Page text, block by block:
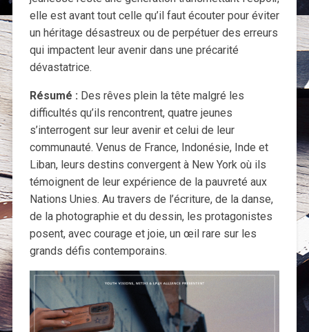
elle est avant tout celle qu’il faut écouter pour éviter
un héritage désastreux ou de perpétuer des erreurs
qui impactent leur avenir dans une précarité
dévastatrice.
Résumé : Des rêves plein la tête malgré les
difficultés qu’ils rencontrent, quatre jeunes
s’interrogent sur leur avenir et celui de leur
communauté. Venus de France, Indonésie, Inde et
Liban, leurs destins convergent à New York où ils
témoignent de leur expérience de la pauvreté aux
Nations Unies. Au travers de l’écriture, de la danse,
de la photographie et du dessin, les protagonistes
posent, avec courage et joie, un œil rare sur les
grands défis contemporains.